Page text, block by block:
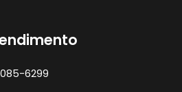
6299